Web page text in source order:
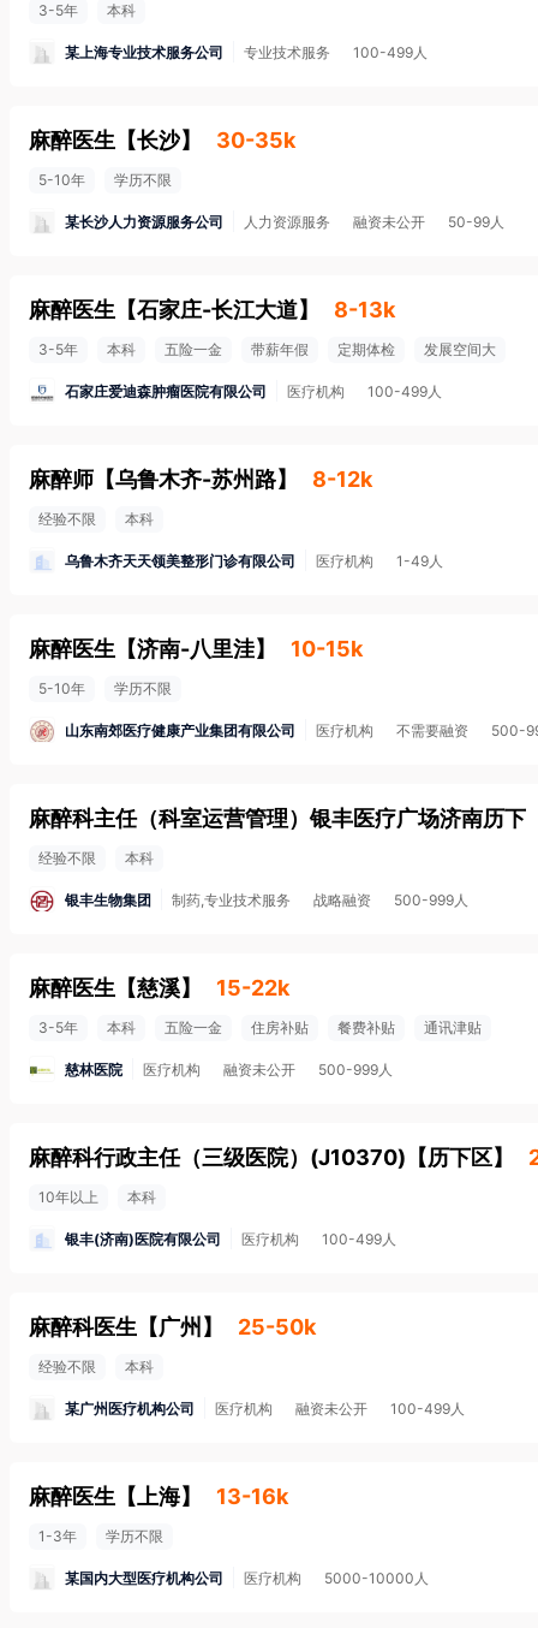
3-5年 本科
某上海专业技术服务公司 专业技术服务 100-499人
麻醉医生 【长沙】 30-35k
5-10年 学历不限
某长沙人力资源服务公司 人力资源服务 融资未公开 50-99人
麻醉医生 【石家庄-长江大道】 8-13k
3-5年 本科 五险一金 带薪年假 定期体检 发展空间大
石家庄爱迪森肿瘤医院有限公司 医疗机构 100-499人
麻醉师 【乌鲁木齐-苏州路】 8-12k
经验不限 本科
乌鲁木齐天天领美整形门诊有限公司 医疗机构 1-49人
麻醉医生 【济南-八里洼】 10-15k
5-10年 学历不限
山东南郊医疗健康产业集团有限公司 医疗机构 不需要融资 500-
麻醉科主任（科室运营管理）银丰医疗广场济南历下
经验不限 本科
银丰生物集团 制药,专业技术服务 战略融资 500-999人
麻醉医生 【慈溪】 15-22k
3-5年 本科 五险一金 住房补贴 餐费补贴 通讯津贴
慈林医院 医疗机构 融资未公开 500-999人
麻醉科行政主任（三级医院）(J10370) 【历下区】
10年以上 本科
银丰(济南)医院有限公司 医疗机构 100-499人
麻醉科医生 【广州 】 25-50k
经验不限 本科
某广州医疗机构公司 医疗机构 融资未公开 100-499人
麻醉医生 【 上海】 13-16k
1-3年 学历不限
某国内大型医疗机构公司 医疗机构 5000-10000人